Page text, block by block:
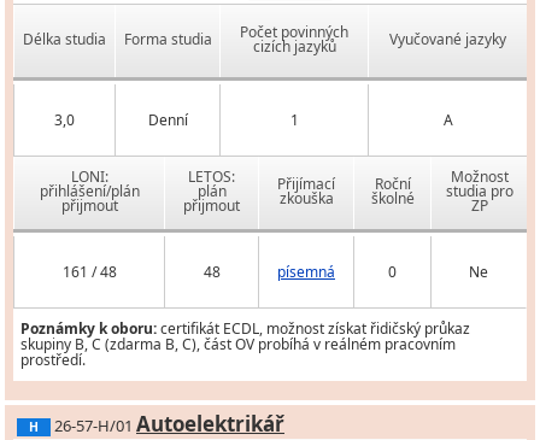
Délka studia Forma studia Počet povinných
cizích jazyků Vyučované jazyky
3,0 Denní 1 A
LONI:
přihlášení/plán
přijmout
LETOS:
plán
přijmout
Přijímací
zkouška
Roční
školné
Možnost
studia pro
ZP
161 / 48 48 písemná 0 Ne
Poznámky k oboru:certifikát ECDL, možnost získat řidičský průkaz
skupiny B, C (zdarma B, C), část OV probíhá v reálném pracovním
prostředí.
H 26-57-H/01 Autoelektrikář